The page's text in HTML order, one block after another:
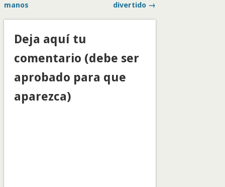
manos
divertido →
Deja aquí tu
comentario (debe ser
aprobado para que
aparezca)